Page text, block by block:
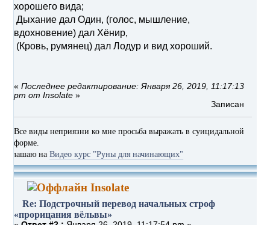
хорошего вида;
Дыхание дал Один, (голос, мышление,
вдохновение) дал Хёнир,
(Кровь, румянец) дал Лодур и вид хороший.
«Последнее редактирование: Января 26, 2019, 11:17:13
pm от Insolate »
Записан
Все виды неприязни ко мне просьба выражать в суицидальной
форме.
наВидео курс "Руны для начинающих"
Insolate
Re: Подстрочный перевод начальных строф
«прорицания вёльвы»